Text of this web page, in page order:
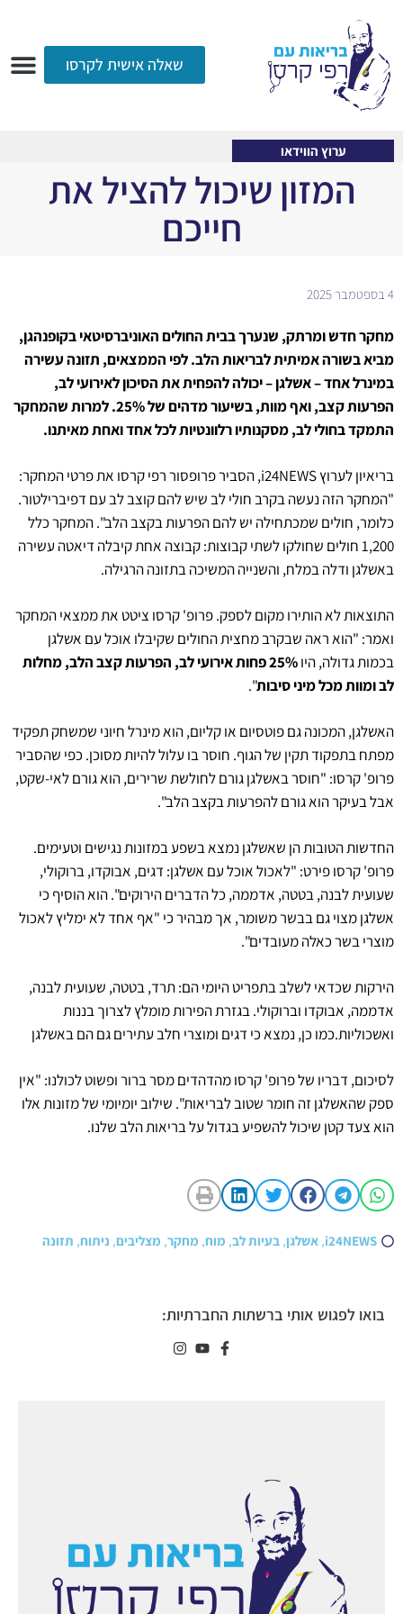
שאלה אישית לקרסו
ערוץ הווידאו
המזון שיכול להציל את
חייכם
4 בספטמבר 2025
מחקר חדש ומרתק, שנערך בבית החולים האוניברסיטאי בקופנהגן,
מביא בשורה אמיתית לבריאות הלב. לפי הממצאים, תזונה עשירה
במינרל אחד – אשלגן – יכולה להפחית את הסיכון לאירועי לב,
הפרעות קצב, ואף מוות, בשיעור מדהים של 25%. למרות שהמחקר
התמקד בחולי לב, מסקנותיו רלוונטיות לכל אחד ואחת מאיתנו.
בריאיון לערוץ i24NEWS, הסביר פרופסור רפי קרסו את פרטי המחקר:
"המחקר הזה נעשה בקרב חולי לב שיש להם קוצב לב עם דפיברילטור.
כלומר, חולים שמכתחילה יש להם הפרעות בקצב הלב". המחקר כלל
1,200 חולים שחולקו לשתי קבוצות: קבוצה אחת קיבלה דיאטה עשירה
באשלגן ודלה במלח, והשנייה המשיכה בתזונה הרגילה.
התוצאות לא הותירו מקום לספק. פרופ' קרסו ציטט את ממצאי המחקר
ואמר: "הוא ראה שבקרב מחצית החולים שקיבלו אוכל עם אשלגן
בכמות גדולה, היו
25% פחות אירועי לב, הפרעות קצב הלב, מחלות
לב ומוות מכל מיני סיבות".
האשלגן, המכונה גם פוטסיום או קליום, הוא מינרל חיוני שמשחק תפקיד
מפתח בתפקוד תקין של הגוף. חוסר בו עלול להיות מסוכן. כפי שהסביר
פרופ' קרסו: "חוסר באשלגן גורם לחולשת שרירים, הוא גורם לאי-שקט,
אבל בעיקר הוא גורם להפרעות בקצב הלב".
החדשות הטובות הן שאשלגן נמצא בשפע במזונות נגישים וטעימים.
פרופ' קרסו פירט: "לאכול אוכל עם אשלגן: דגים, אבוקדו, ברוקולי,
שעועית לבנה, בטטה, אדממה, כל הדברים הירוקים". הוא הוסיף כי
אשלגן מצוי גם בבשר משומר, אך מבהיר כי "אף אחד לא ימליץ לאכול
מוצרי בשר כאלה מעובדים".
הירקות שכדאי לשלב בתפריט היומי הם: תרד, בטטה, שעועית לבנה,
אדממה, אבוקדו וברוקולי. בגזרת הפירות מומלץ לצרוך בננות
ואשכוליות.כמו כן, נמצא כי דגים ומוצרי חלב עתירים גם הם באשלגן
לסיכום, דבריו של פרופ' קרסו מהדהדים מסר ברור ופשוט לכולנו: "אין
ספק שהאשלגן זה חומר שטוב לבריאות". שילוב יומיומי של מזונות אלו
הוא צעד קטן שיכול להשפיע בגדול על בריאות הלב שלנו.
i24NEWS
, אשלגן, בעיות לב, מוח, מחקר, מצליבים, ניתוח, תזונה
בואו לפגוש אותי ברשתות החברתיות: